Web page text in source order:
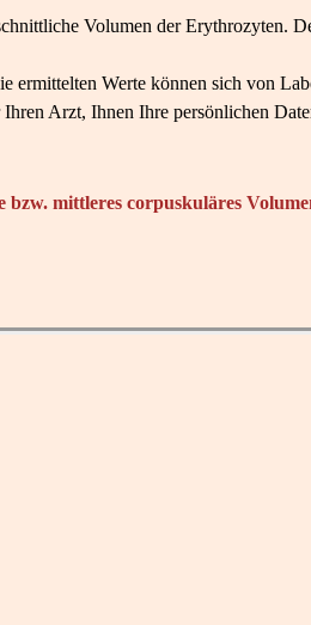
Volumen der Erythrozyten.
ermittelten Werte können sich von
Ihren Arzt, Ihnen Ihre persönlichen
mittleres corpuskuläres